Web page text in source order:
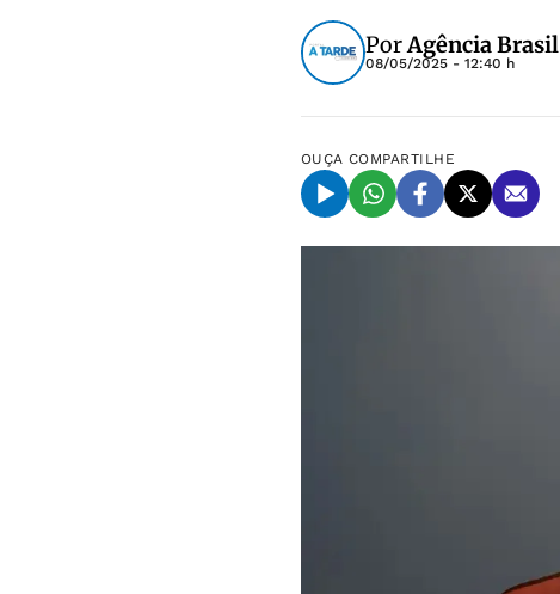
PorAgência Brasil
08/05/2025 - 12:40 h
OUÇA COMPARTILHE